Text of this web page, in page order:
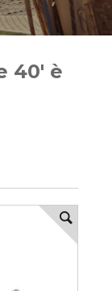
40' è